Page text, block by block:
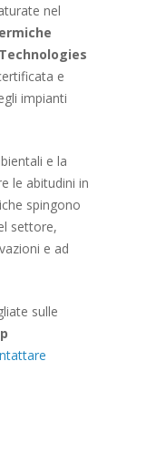
nel
e
impianti
e la
le abitudini in
spingono
settore,
e ad
sulle